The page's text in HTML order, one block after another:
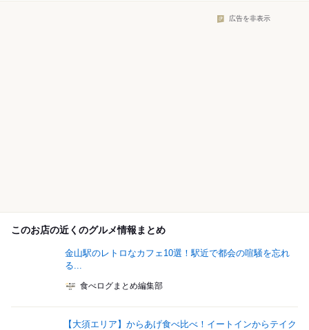
広告を非表示
このお店の近くのグルメ情報まとめ
金山駅のレトロなカフェ10選！駅近で都会の喧騒を忘れ
る...
食べログまとめ編集部
【大須エリア】からあげ食べ比べ！イートインからテイク